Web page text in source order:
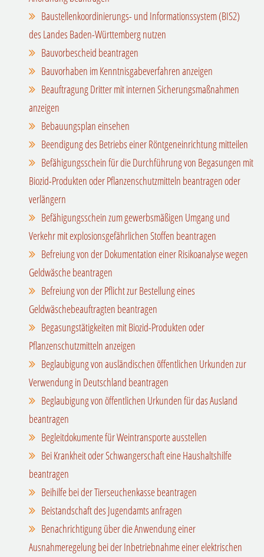
Baustellenkoordinierungs- und Informationssystem (BIS2)
des Landes Baden-Württemberg nutzen
Bauvorbescheid beantragen
Bauvorhaben im Kenntnisgabeverfahren anzeigen
Beauftragung Dritter mit internen Sicherungsmaßnahmen
anzeigen
Bebauungsplan einsehen
Beendigung des Betriebs einer Röntgeneinrichtung mitteilen
Befähigungsschein für die Durchführung von Begasungen mit
Biozid-Produkten oder Pflanzenschutzmitteln beantragen oder
verlängern
Befähigungsschein zum gewerbsmäßigen Umgang und
Verkehr mit explosionsgefährlichen Stoffen beantragen
Befreiung von der Dokumentation einer Risikoanalyse wegen
Geldwäsche beantragen
Befreiung von der Pflicht zur Bestellung eines
Geldwäschebeauftragten beantragen
Begasungstätigkeiten mit Biozid-Produkten oder
Pflanzenschutzmitteln anzeigen
Beglaubigung von ausländischen öffentlichen Urkunden zur
Verwendung in Deutschland beantragen
Beglaubigung von öffentlichen Urkunden für das Ausland
beantragen
Begleitdokumente für Weintransporte ausstellen
Bei Krankheit oder Schwangerschaft eine Haushaltshilfe
beantragen
Beihilfe bei der Tierseuchenkasse beantragen
Beistandschaft des Jugendamts anfragen
Benachrichtigung über die Anwendung einer
Ausnahmeregelung bei der Inbetriebnahme einer elektrischen